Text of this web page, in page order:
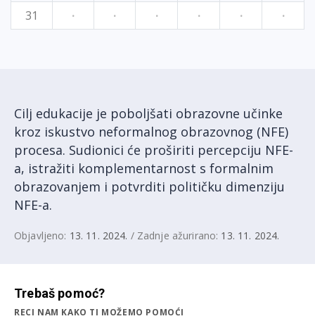
31
· · · · · ·
Cilj edukacije je poboljšati obrazovne učinke
kroz iskustvo neformalnog obrazovnog (NFE)
procesa. Sudionici će proširiti percepciju NFE-
a, istražiti komplementarnost s formalnim
obrazovanjem i potvrditi političku dimenziju
NFE-a.
Objavljeno: 13. 11. 2024. / Zadnje ažurirano: 13. 11. 2024.
Trebaš pomoć?
RECI NAM KAKO TI MOŽEMO POMOĆI